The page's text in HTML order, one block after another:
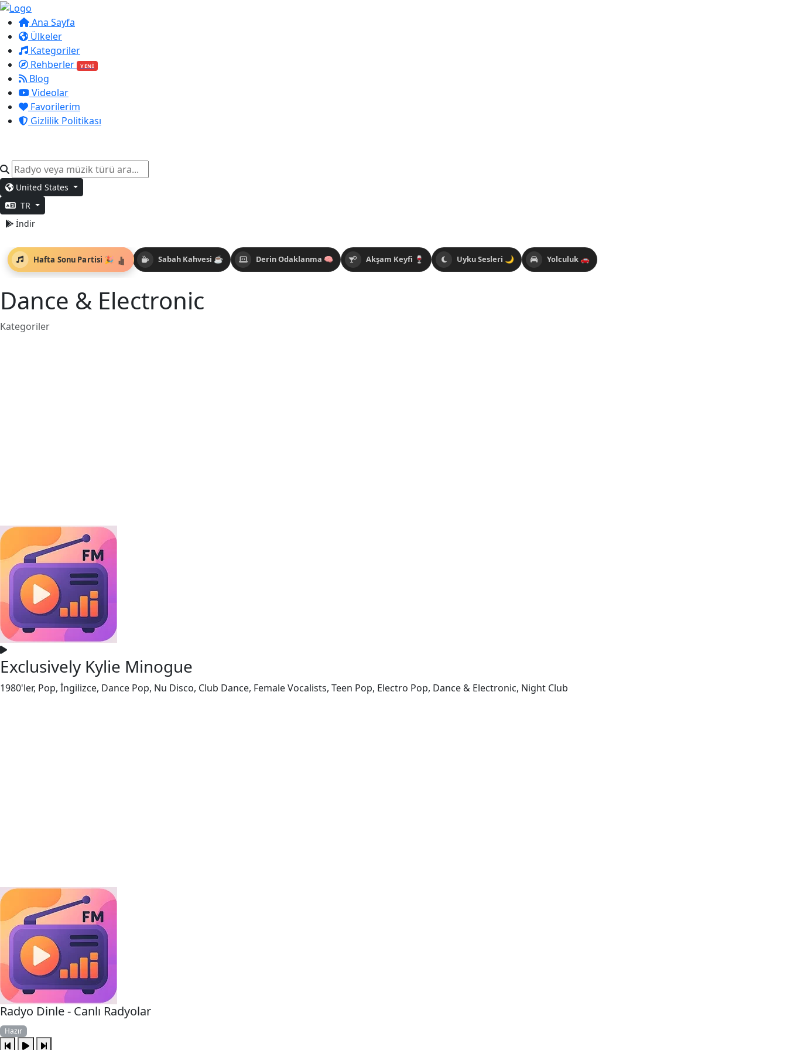
Ana Sayfa
Ülkeler
Kategoriler
Rehberler
YENİ
Blog
Videolar
Favorilerim
Gizlilik Politikası
United States
TR
İndir
Sabah Kahvesi ☕ Derin Odaklanma 🧠 Akşam Keyfi 🍷 Uyku Sesleri 🌙
Hafta Sonu Partisi 🎉 Yolculuk 🚗
Dance & Electronic
Kategoriler
Exclusively Kylie Minogue
1980'ler, Pop, İngilizce, Dance Pop, Nu Disco, Club Dance, Female Vocalists, Teen Pop, Electro Pop, Dance & Electronic, Night Club
Radyo Dinle - Canlı Radyolar
Hazır